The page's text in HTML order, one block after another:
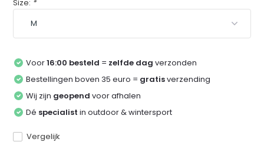
Size: *
Voor16:00 besteld = zelfde dag verzonden
Bestellingen boven 35 euro = gratisverzending
Wij zijn geopend voor afhalen
Dé specialist in outdoor & wintersport
Vergelijk